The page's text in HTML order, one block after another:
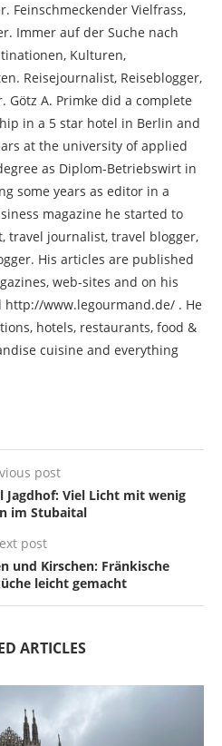
Feinschmeckender Vielfrass,
Immer auf der Suche nach
Kulturen,
Reisejournalist, Reiseblogger,
Götz A. Primke did a complete
in a 5 star hotel in Berlin and
at the university of applied
as Diplom-Betriebswirt in
some years as editor in a
magazine he started to
travel journalist, travel blogger,
His articles are published
web-sites and on his
www.legourmand.de/ . He
hotels, restaurants, food &
cuisine and everything
post
Jagdhof: Viel Licht mit wenig
im Stubaital
post
und Kirschen: Fränkische
leicht gemacht
ARTICLES